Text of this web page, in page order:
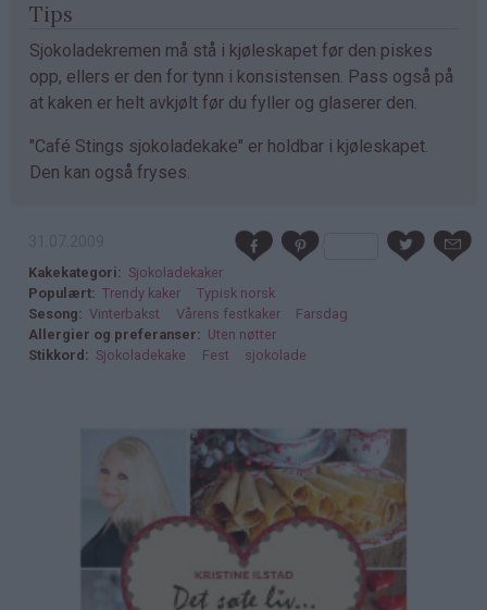
Tips
Sjokoladekremen må stå i kjøleskapet før den piskes
opp, ellers er den for tynn i konsistensen. Pass også på
at kaken er helt avkjølt før du fyller og glaserer den.
"Café Stings sjokoladekake" er holdbar i kjøleskapet.
Den kan også fryses.
Kakekategori
Sjokoladekaker
Populært
Trendy kaker
Typisk norsk
Sesong
Vinterbakst Vårens festkaker
Farsdag
Allergier og preferanser
Uten nøtter
Stikkord
Sjokoladekake Fest sjokolade